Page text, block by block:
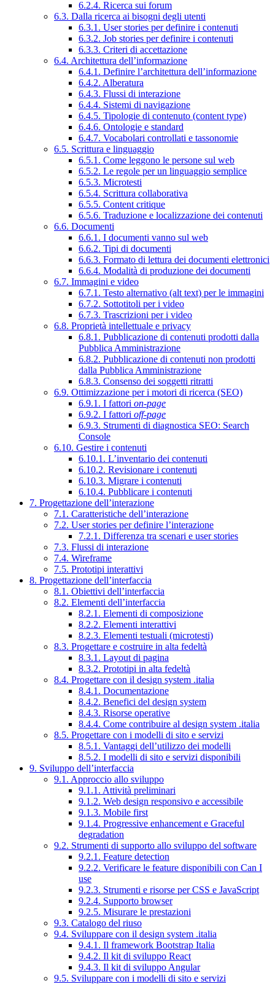
6.2.4. Ricerca sui forum
6.3. Dalla ricerca ai bisogni degli utenti
6.3.1. User stories per definire i contenuti
6.3.2. Job stories per definire i contenuti
6.3.3. Criteri di accettazione
6.4. Architettura dell’informazione
6.4.1. Definire l’architettura dell’informazione
6.4.2. Alberatura
6.4.3. Flussi di interazione
6.4.4. Sistemi di navigazione
6.4.5. Tipologie di contenuto (content type)
6.4.6. Ontologie e standard
6.4.7. Vocabolari controllati e tassonomie
6.5. Scrittura e linguaggio
6.5.1. Come leggono le persone sul web
6.5.2. Le regole per un linguaggio semplice
6.5.3. Microtesti
6.5.4. Scrittura collaborativa
6.5.5. Content critique
6.5.6. Traduzione e localizzazione dei contenuti
6.6. Documenti
6.6.1. I documenti vanno sul web
6.6.2. Tipi di documenti
6.6.3. Formato di lettura dei documenti elettronici
6.6.4. Modalità di produzione dei documenti
6.7. Immagini e video
6.7.1. Testo alternativo (alt text) per le immagini
6.7.2. Sottotitoli per i video
6.7.3. Trascrizioni per i video
6.8. Proprietà intellettuale e privacy
6.8.1. Pubblicazione di contenuti prodotti dalla
Pubblica Amministrazione
6.8.2. Pubblicazione di contenuti non prodotti
dalla Pubblica Amministrazione
6.8.3. Consenso dei soggetti ritratti
6.9. Ottimizzazione per i motori di ricerca (SEO)
6.9.1. I fattori on-page
6.9.2. I fattori off-page
6.9.3. Strumenti di diagnostica SEO: Search
Console
6.10. Gestire i contenuti
6.10.1. L’inventario dei contenuti
6.10.2. Revisionare i contenuti
6.10.3. Migrare i contenuti
6.10.4. Pubblicare i contenuti
7. Progettazione dell’interazione
7.1. Caratteristiche dell’interazione
7.2. User stories per definire l’interazione
7.2.1. Differenza tra scenari e user stories
7.3. Flussi di interazione
7.4. Wireframe
7.5. Prototipi interattivi
8. Progettazione dell’interfaccia
8.1. Obiettivi dell’interfaccia
8.2. Elementi dell’interfaccia
8.2.1. Elementi di composizione
8.2.2. Elementi interattivi
8.2.3. Elementi testuali (microtesti)
8.3. Progettare e costruire in alta fedeltà
8.3.1. Layout di pagina
8.3.2. Prototipi in alta fedeltà
8.4. Progettare con il design system .italia
8.4.1. Documentazione
8.4.2. Benefici del design system
8.4.3. Risorse operative
8.4.4. Come contribuire al design system .italia
8.5. Progettare con i modelli di sito e servizi
8.5.1. Vantaggi dell’utilizzo dei modelli
8.5.2. I modelli di sito e servizi disponibili
9. Sviluppo dell’interfaccia
9.1. Approccio allo sviluppo
9.1.1. Attività preliminari
9.1.2. Web design responsivo e accessibile
9.1.3. Mobile first
9.1.4. Progressive enhancement e Graceful
degradation
9.2. Strumenti di supporto allo sviluppo del software
9.2.1. Feature detection
9.2.2. Verificare le feature disponibili con Can I
use
9.2.3. Strumenti e risorse per CSS e JavaScript
9.2.4. Supporto browser
9.2.5. Misurare le prestazioni
9.3. Catalogo del riuso
9.4. Sviluppare con il design system .italia
9.4.1. Il framework Bootstrap Italia
9.4.2. Il kit di sviluppo React
9.4.3. Il kit di sviluppo Angular
9.5. Sviluppare con i modelli di sito e servizi